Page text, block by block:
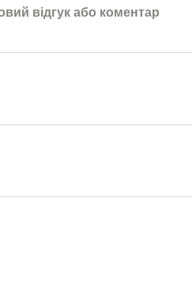
відгук або коментар